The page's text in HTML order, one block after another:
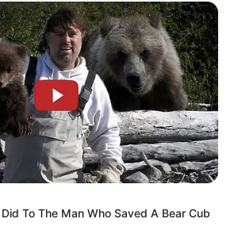
To The Man Who Saved A Bear Cub